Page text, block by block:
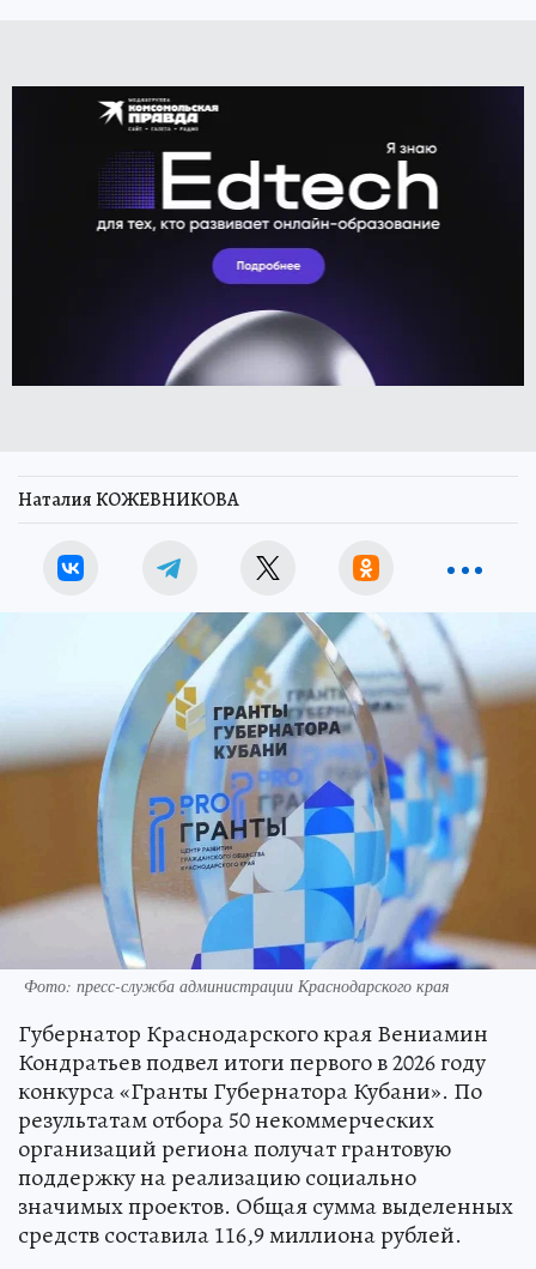
Наталия КОЖЕВНИКОВА
Фото: пресс-служба администрации Краснодарского края
Губернатор Краснодарского края Вениамин
Кондратьев подвел итоги первого в 2026 году
конкурса «Гранты Губернатора Кубани». По
результатам отбора 50 некоммерческих
организаций региона получат грантовую
поддержку на реализацию социально
значимых проектов. Общая сумма выделенных
средств составила 116,9 миллиона рублей.